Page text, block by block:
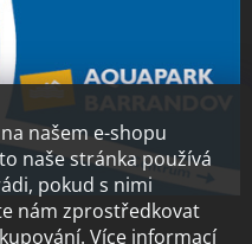
našem e-shopu
naše stránka používá
pokud s nimi
nám zprostředkovat
Více informací